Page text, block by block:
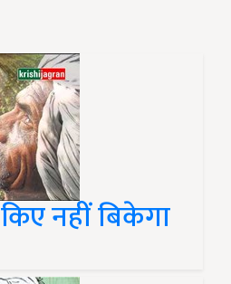
नहीं बिकेगा